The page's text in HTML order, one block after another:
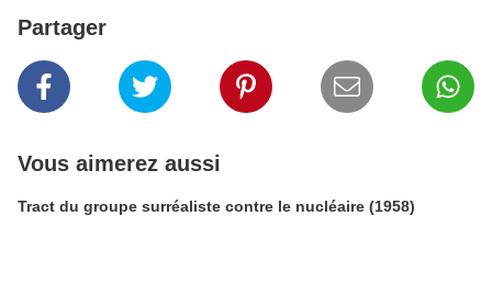
Partager
Vous aimerez aussi
Tract du groupe surréaliste contre le nucléaire (1958)